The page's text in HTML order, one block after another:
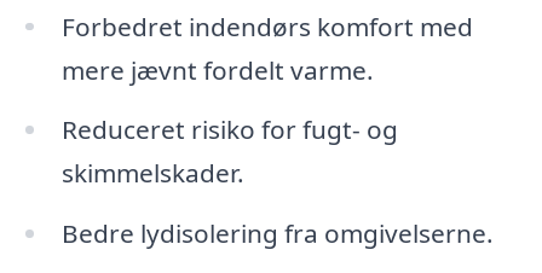
Forbedret indendørs komfort med
mere jævnt fordelt varme.
Reduceret risiko for fugt- og
skimmelskader.
Bedre lydisolering fra omgivelserne.